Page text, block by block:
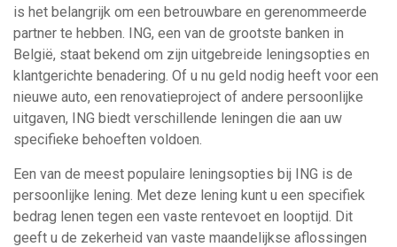
is het belangrijk om een betrouwbare en gerenommeerde
partner te hebben. ING, een van de grootste banken in
België, staat bekend om zijn uitgebreide leningsopties en
klantgerichte benadering. Of u nu geld nodig heeft voor een
nieuwe auto, een renovatieproject of andere persoonlijke
uitgaven, ING biedt verschillende leningen die aan uw
specifieke behoeften voldoen.
Een van de meest populaire leningsopties bij ING is de
persoonlijke lening. Met deze lening kunt u een specifiek
bedrag lenen tegen een vaste rentevoet en looptijd. Dit
geeft u de zekerheid van vaste maandelijkse aflossingen